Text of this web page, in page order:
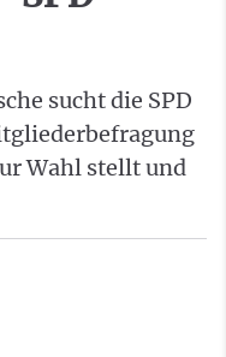
sucht die SPD
Wahl stellt und